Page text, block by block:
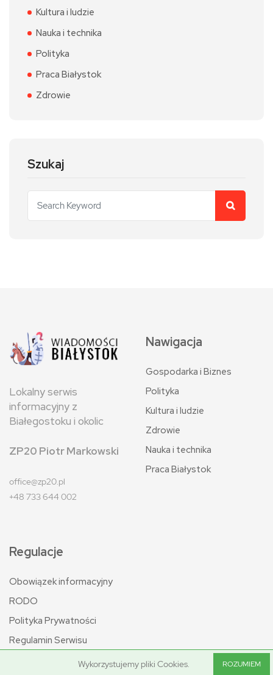
Kultura i ludzie
Nauka i technika
Polityka
Praca Białystok
Zdrowie
Szukaj
Lokalny serwis
informacyjny z
Białegostoku i okolic
ZP20 Piotr Markowski
office@zp20.pl
+48 733 644 002
Nawigacja
Gospodarka i Biznes
Polityka
Kultura i ludzie
Zdrowie
Nauka i technika
Praca Białystok
Regulacje
Obowiązek informacyjny
RODO
Polityka Prywatności
Regulamin Serwisu
Wykorzystujemy pliki Cookies.
ROZUMIEM